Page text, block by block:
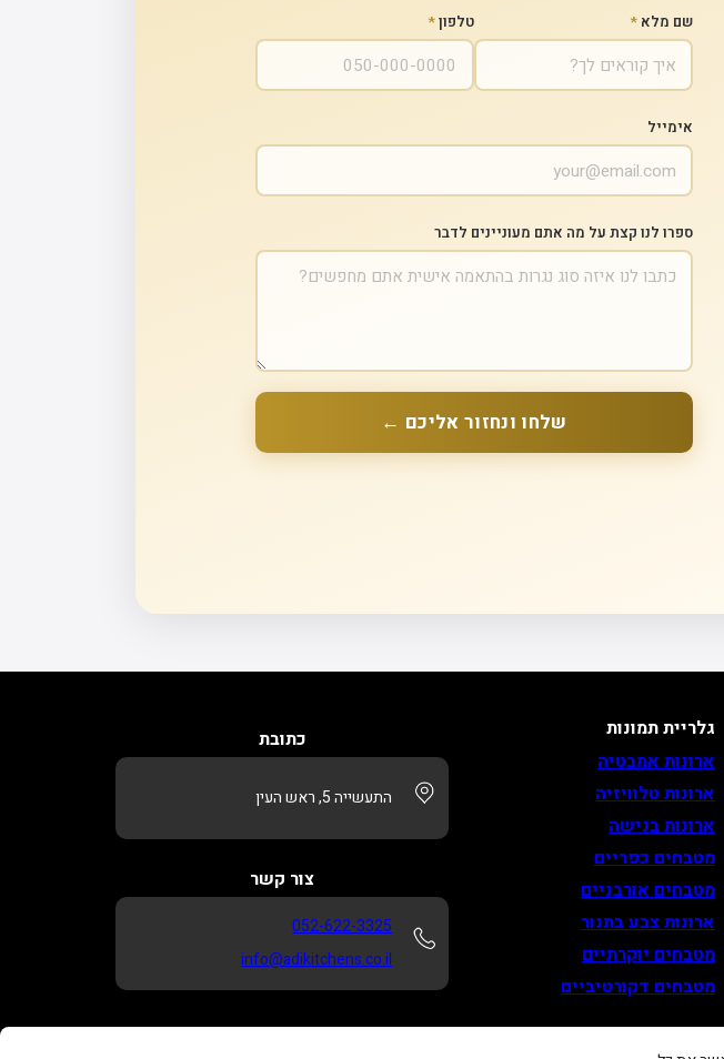
שם מלא * טלפון*
אימייל
ספרו לנו קצת על מה אתם מעוניינים לדבר
שלחו ונחזור אליכם ←
גלריית תמונות
ארונות אמבטיה
ארונות טלוויזיה
ארונות בנישה
מטבחים כפריים
מטבחים אורבניים
ארונות צבע בתנור
מטבחים יוקרתיים
מטבחים דקורטיביים
כתובת
התעשייה 5, ראש העין
צור קשר
052-622-3325
info@adikitchens.co.il